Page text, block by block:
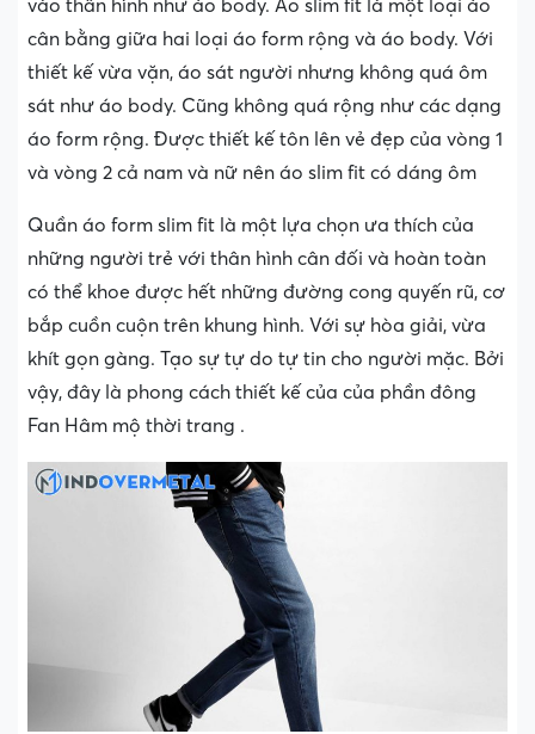
vào thân hình như áo body. Áo slim fit là một loại áo
cân bằng giữa hai loại áo form rộng và áo body. Với
thiết kế vừa vặn, áo sát người nhưng không quá ôm
sát như áo body. Cũng không quá rộng như các dạng
áo form rộng. Được thiết kế tôn lên vẻ đẹp của vòng 1
và vòng 2 cả nam và nữ nên áo slim fit có dáng ôm
Quần áo form slim fit là một lựa chọn ưa thích của
những người trẻ với thân hình cân đối và hoàn toàn
có thể khoe được hết những đường cong quyến rũ, cơ
bắp cuồn cuộn trên khung hình. Với sự hòa giải, vừa
khít gọn gàng. Tạo sự tự do tự tin cho người mặc. Bởi
vậy, đây là phong cách thiết kế của của phần đông
Fan Hâm mộ thời trang .